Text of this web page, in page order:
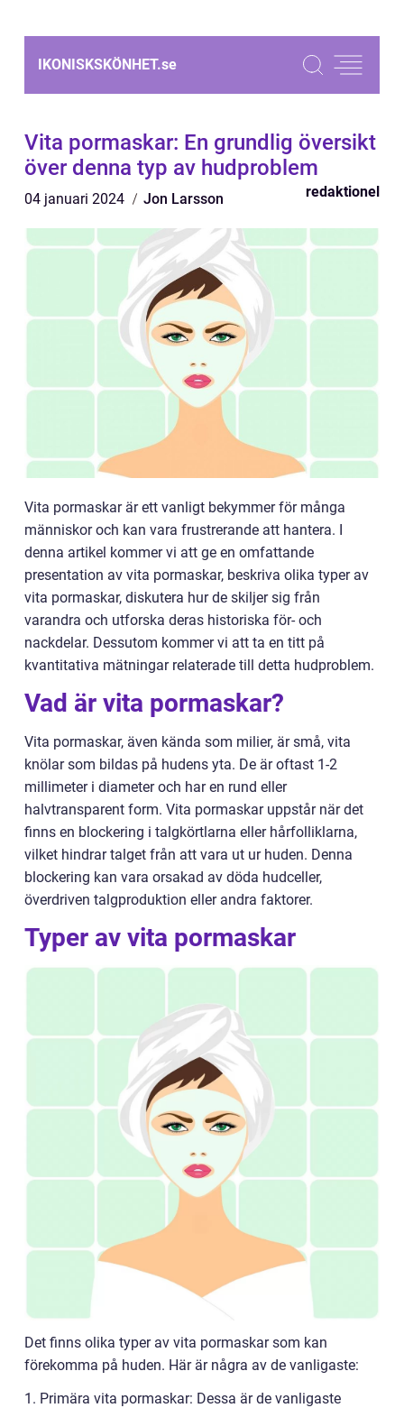
IKONISKSKÖNHET.se
Vita pormaskar: En grundlig översikt
över denna typ av hudproblem
04 januari 2024 Jon Larsson redaktionel
Vita pormaskar är ett vanligt bekymmer för många
människor och kan vara frustrerande att hantera. I
denna artikel kommer vi att ge en omfattande
presentation av vita pormaskar, beskriva olika typer av
vita pormaskar, diskutera hur de skiljer sig från
varandra och utforska deras historiska för- och
nackdelar. Dessutom kommer vi att ta en titt på
kvantitativa mätningar relaterade till detta hudproblem.
Vad är vita pormaskar?
Vita pormaskar, även kända som milier, är små, vita
knölar som bildas på hudens yta. De är oftast 1-2
millimeter i diameter och har en rund eller
halvtransparent form. Vita pormaskar uppstår när det
finns en blockering i talgkörtlarna eller hårfolliklarna,
vilket hindrar talget från att vara ut ur huden. Denna
blockering kan vara orsakad av döda hudceller,
överdriven talgproduktion eller andra faktorer.
Typer av vita pormaskar
Det finns olika typer av vita pormaskar som kan
förekomma på huden. Här är några av de vanligaste:
1. Primära vita pormaskar: Dessa är de vanligaste